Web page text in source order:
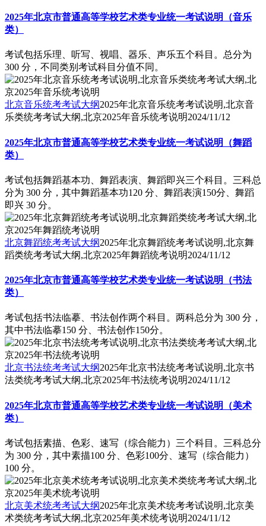
2025年北京市普通高等学校艺术类专业统一考试说明（音乐
类）
考试包括乐理、听写、视唱、器乐、声乐五个科目。总分为
300 分，不同类别考试科目分值不同。
北京音乐统考考试大纲2025年北京音乐统考考试说明,北京音
乐类统考考试大纲,北京2025年音乐统考说明2024/11/12
2025年北京市普通高等学校艺术类专业统一考试说明（舞蹈
类）
考试包括舞蹈基本功、舞蹈表演、舞蹈即兴三个科目。三科总
分为 300 分，其中舞蹈基本功120 分、舞蹈表演150分、舞蹈
即兴 30 分。
北京舞蹈统考考试大纲2025年北京舞蹈统考考试说明,北京舞
蹈类统考考试大纲,北京2025年舞蹈统考说明2024/11/12
2025年北京市普通高等学校艺术类专业统一考试说明（书法
类）
考试包括书法临摹、书法创作两个科目。两科总分为 300 分，
其中书法临摹150 分、书法创作150分。
北京书法统考考试大纲2025年北京书法统考考试说明,北京书
法类统考考试大纲,北京2025年书法统考说明2024/11/12
2025年北京市普通高等学校艺术类专业统一考试说明（美术
类）
考试包括素描、色彩、速写（综合能力）三个科目。三科总分
为 300 分，其中素描100 分、色彩100分、速写（综合能力）
100 分。
北京美术统考考试大纲2025年北京美术统考考试说明,北京美
术类统考考试大纲,北京2025年美术统考说明2024/11/12